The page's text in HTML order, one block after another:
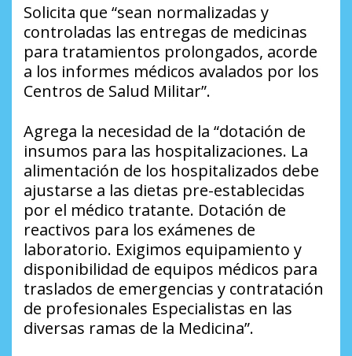
Solicita que “sean normalizadas y
controladas las entregas de medicinas
para tratamientos prolongados, acorde
a los informes médicos avalados por los
Centros de Salud Militar”.
Agrega la necesidad de la “dotación de
insumos para las hospitalizaciones. La
alimentación de los hospitalizados debe
ajustarse a las dietas pre-establecidas
por el médico tratante. Dotación de
reactivos para los exámenes de
laboratorio. Exigimos equipamiento y
disponibilidad de equipos médicos para
traslados de emergencias y contratación
de profesionales Especialistas en las
diversas ramas de la Medicina”.